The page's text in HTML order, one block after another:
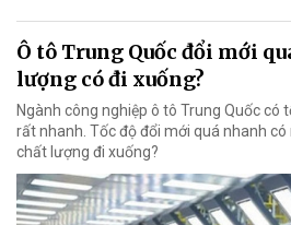
Ô tô Trung Quốc đổi mới
lượng có đi xuống?
Ngành công nghiệp ô tô Trung Quốc có
rất nhanh. Tốc độ đổi mới quá nhanh có
chất lượng đi xuống?